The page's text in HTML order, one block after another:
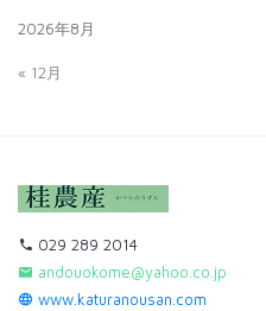
2026年8月
« 12月
029 289 2014
andouokome@yahoo.co.jp
www.katuranousan.com